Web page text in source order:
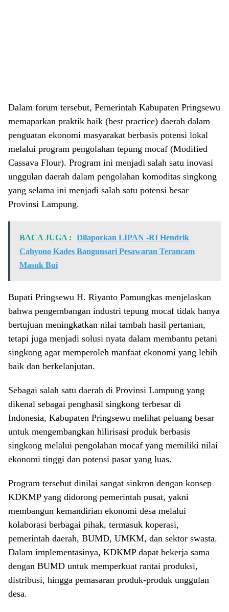
Dalam forum tersebut, Pemerintah Kabupaten Pringsewu
memaparkan praktik baik (best practice) daerah dalam
penguatan ekonomi masyarakat berbasis potensi lokal
melalui program pengolahan tepung mocaf (Modified
Cassava Flour). Program ini menjadi salah satu inovasi
unggulan daerah dalam pengolahan komoditas singkong
yang selama ini menjadi salah satu potensi besar
Provinsi Lampung.
BACA JUGA :
Dilaporkan LIPAN -RI Hendrik
Cahyono Kades Bangunsari Pesawaran Terancam
Masuk Bui
Bupati Pringsewu H. Riyanto Pamungkas menjelaskan
bahwa pengembangan industri tepung mocaf tidak hanya
bertujuan meningkatkan nilai tambah hasil pertanian,
tetapi juga menjadi solusi nyata dalam membantu petani
singkong agar memperoleh manfaat ekonomi yang lebih
baik dan berkelanjutan.
Sebagai salah satu daerah di Provinsi Lampung yang
dikenal sebagai penghasil singkong terbesar di
Indonesia, Kabupaten Pringsewu melihat peluang besar
untuk mengembangkan hilirisasi produk berbasis
singkong melalui pengolahan mocaf yang memiliki nilai
ekonomi tinggi dan potensi pasar yang luas.
Program tersebut dinilai sangat sinkron dengan konsep
KDKMP yang didorong pemerintah pusat, yakni
membangun kemandirian ekonomi desa melalui
kolaborasi berbagai pihak, termasuk koperasi,
pemerintah daerah, BUMD, UMKM, dan sektor swasta.
Dalam implementasinya, KDKMP dapat bekerja sama
dengan BUMD untuk memperkuat rantai produksi,
distribusi, hingga pemasaran produk-produk unggulan
desa.